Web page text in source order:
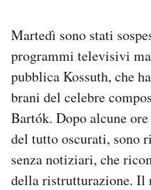
Martedì sono stati
programmi televisivi
pubblica Kossuth, che
brani del celebre
Bartók. Dopo alcune
del tutto oscurati, sono
senza notiziari, che
della ristrutturazione. Il